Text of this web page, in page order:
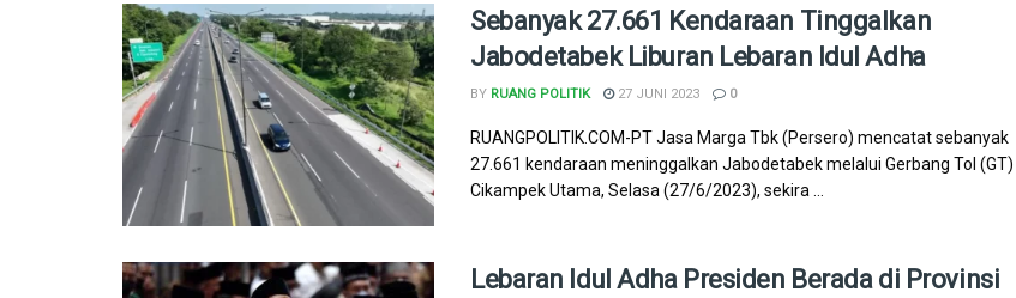
Sebanyak 27.661 Kendaraan Tinggalkan
Jabodetabek Liburan Lebaran Idul Adha
BY RUANG POLITIK 27 JUNI 2023 0
RUANGPOLITIK.COM-PT Jasa Marga Tbk (Persero) mencatat sebanyak
27.661 kendaraan meninggalkan Jabodetabek melalui Gerbang Tol (GT)
Cikampek Utama, Selasa (27/6/2023), sekira ...
Lebaran Idul Adha Presiden Berada di Provinsi